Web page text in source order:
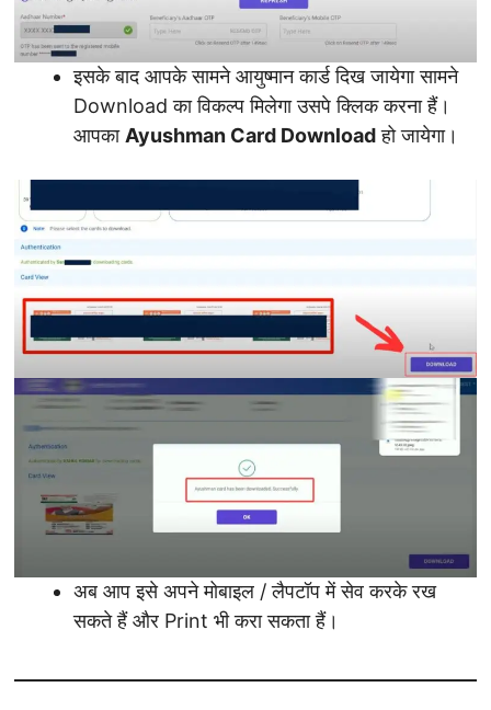
इसके बाद आपके सामने आयुष्मान कार्ड दिख जायेगा सामने
Download का विकल्प मिलेगा उसपे क्लिक करना हैं।
आपका Ayushman Card Downloadहो जायेगा।
अब आप इसे अपने मोबाइल / लैपटॉप में सेव करके रख
सकते हैं और Print भी करा सकता हैं।